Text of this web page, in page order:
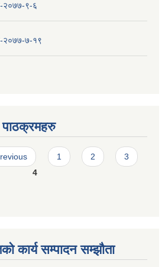
२०७७-९-६
२०७७-७-१९
1 2
3
4
कार्य सम्पादन सम्झौता